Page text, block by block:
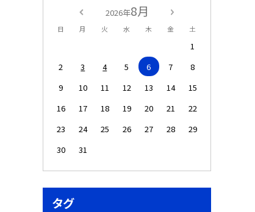
2026年8月
日 月 火 水 木 金 土
1
2
3 4 5 6 7
8
9
10 11 12 13 14
15
16
17 18 19 20 21
22
23
24 25 26 27 28
29
30
31
タグ